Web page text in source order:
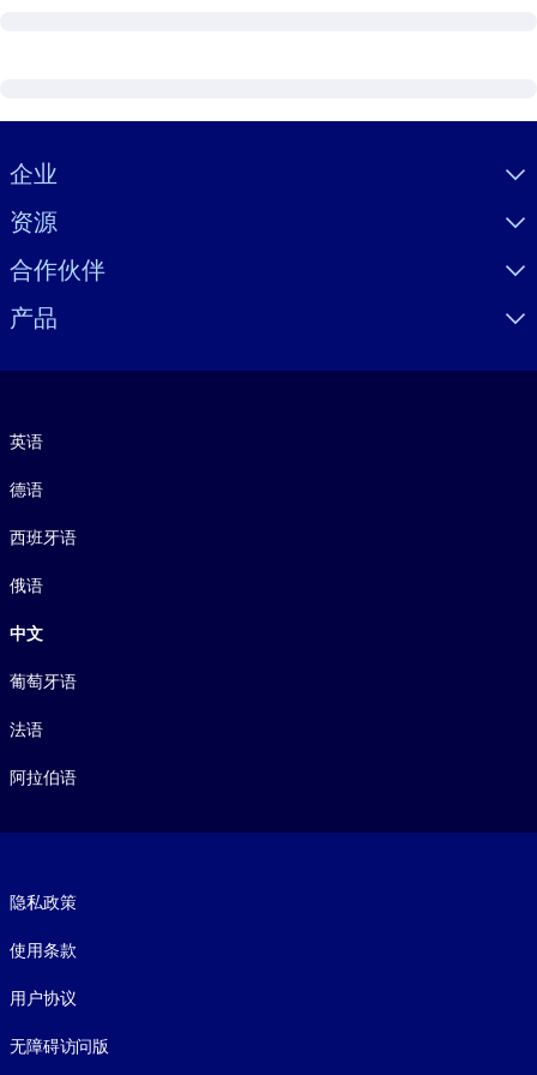
Visually hidden Text
企业
资源
合作伙伴
产品
英语
德语
西班牙语
俄语
中文
葡萄牙语
法语
阿拉伯语
隐私政策
使用条款
用户协议
无障碍访问版